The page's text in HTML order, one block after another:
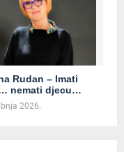
Rudan – Imati
nemati djecu…
2026.